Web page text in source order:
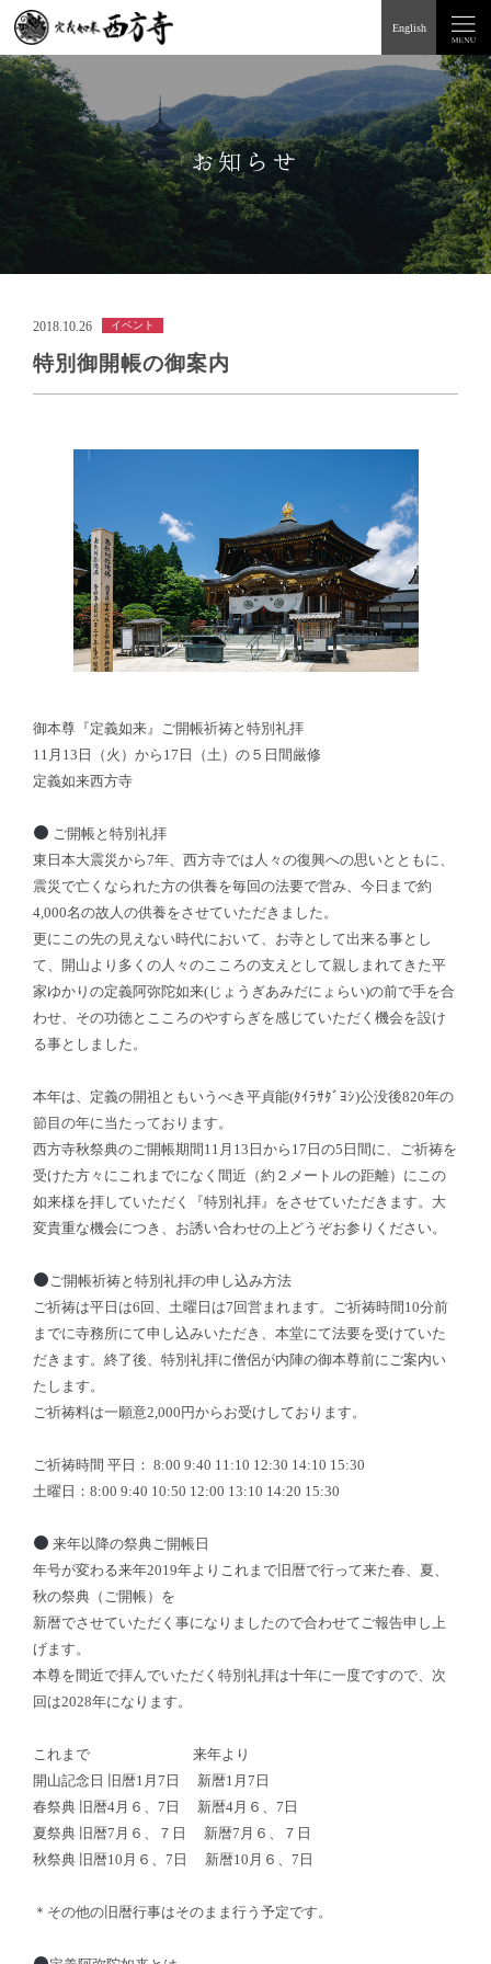
English
お知らせ
2018.10.26 イベント
特別御開帳の御案内
御本尊『定義如来』ご開帳祈祷と特別礼拝
11月13日（火）から17日（土）の５日間厳修
定義如来西方寺
ご開帳と特別礼拝
東日本大震災から7年、西方寺では人々の復興への思いとともに、
震災で亡くなられた方の供養を毎回の法要で営み、今日まで約
4,000名の故人の供養をさせていただきました。
更にこの先の見えない時代において、お寺として出来る事とし
て、開山より多くの人々のこころの支えとして親しまれてきた平
家ゆかりの定義阿弥陀如来(じょうぎあみだにょらい)の前で手を合
わせ、その功徳とこころのやすらぎを感じていただく機会を設け
る事としました。
本年は、定義の開祖ともいうべき平貞能(ﾀｲﾗｻﾀﾞﾖｼ)公没後820年の
節目の年に当たっております。
西方寺秋祭典のご開帳期間11月13日から17日の5日間に、ご祈祷を
受けた方々にこれまでになく間近（約２メートルの距離）にこの
如来様を拝していただく『特別礼拝』をさせていただきます。大
変貴重な機会につき、お誘い合わせの上どうぞお参りください。
ご開帳祈祷と特別礼拝の申し込み方法
ご祈祷は平日は6回、土曜日は7回営まれます。ご祈祷時間10分前
までに寺務所にて申し込みいただき、本堂にて法要を受けていた
だきます。終了後、特別礼拝に僧侶が内陣の御本尊前にご案内い
たします。
ご祈祷料は一願意2,000円からお受けしております。
ご祈祷時間 平日： 8:00 9:40 11:10 12:30 14:10 15:30
土曜日：8:00 9:40 10:50 12:00 13:10 14:20 15:30
来年以降の祭典ご開帳日
年号が変わる来年2019年よりこれまで旧暦で行って来た春、夏、
秋の祭典（ご開帳）を
新暦でさせていただく事になりましたので合わせてご報告申し上
げます。
本尊を間近で拝んでいただく特別礼拝は十年に一度ですので、次
回は2028年になります。
これまで 来年より
開山記念日 旧暦1月7日 新暦1月7日
春祭典 旧暦4月６、7日 新暦4月６、7日
夏祭典 旧暦7月６、７日 新暦7月６、７日
秋祭典 旧暦10月６、7日 新暦10月６、7日
＊その他の旧暦行事はそのまま行う予定です。